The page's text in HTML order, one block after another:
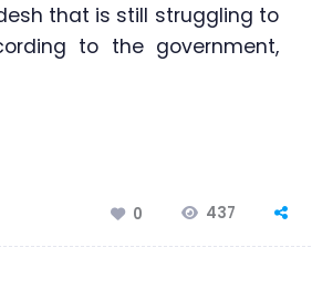
that is still struggling to
to the government,
0
437